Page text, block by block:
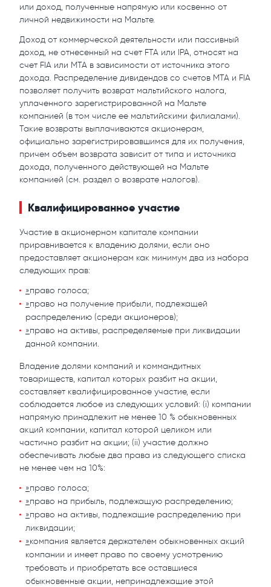
или доход, полученные напрямую или косвенно от
личной недвижимости на Мальте.
Доход от коммерческой деятельности или пассивный
доход, не отнесенный на счет FTA или IPA, относят на
счет FIA или MTA в зависимости от источника этого
дохода. Распределение дивидендов со счетов MTA и FIA
позволяет получить возврат мальтийского налога,
уплаченного зарегистрированной на Мальте
компанией (в том числе ее мальтийскими филиалами).
Такие возвраты выплачиваются акционерам,
официально зарегистрировавшимся для их получения,
причем объем возврата зависит от типа и источника
дохода, полученного действующей на Мальте
компанией (см. раздел о возврате налогов).
Квалифицированное участие
Участие в акционерном капитале компании
приравнивается к владению долями, если оно
предоставляет акционерам как минимум два из набора
следующих прав:
»право голоса;
»право на получение прибыли, подлежащей
распределению (среди акционеров);
»право на активы, распределяемые при ликвидации
данной компании.
Владение долями компаний и коммандитных
товариществ, капитал которых разбит на акции,
составляет квалифицированное участие, если
соблюдается любое из следующих условий: (і) компании
напрямую принадлежит не менее 10 % обыкновенных
акций компании, капитал которой целиком или
частично разбит на акции; (іі) участие должно
обеспечивать любые два права из следующего списка
не менее чем на 10%:
»право голоса;
»право на прибыль, подлежащую распределению;
»право на активы, подлежащие распределению при
ликвидации;
»компания является держателем обыкновенных акций
компании и имеет право по своему усмотрению
требовать и приобретать все оставшиеся
обыкновенные акции, непринадлежащие этой